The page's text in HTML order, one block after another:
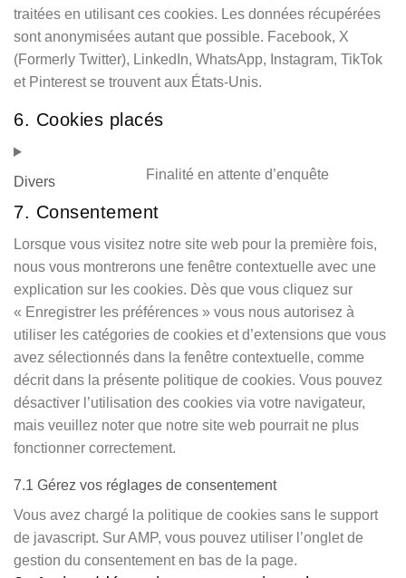
traitées en utilisant ces cookies. Les données récupérées
sont anonymisées autant que possible. Facebook, X
(Formerly Twitter), LinkedIn, WhatsApp, Instagram, TikTok
et Pinterest se trouvent aux États-Unis.
6. Cookies placés
Divers Finalité en attente d’enquête
divers
7. Consentement
Lorsque vous visitez notre site web pour la première fois,
nous vous montrerons une fenêtre contextuelle avec une
explication sur les cookies. Dès que vous cliquez sur
« Enregistrer les préférences » vous nous autorisez à
utiliser les catégories de cookies et d’extensions que vous
avez sélectionnés dans la fenêtre contextuelle, comme
décrit dans la présente politique de cookies. Vous pouvez
désactiver l’utilisation des cookies via votre navigateur,
mais veuillez noter que notre site web pourrait ne plus
fonctionner correctement.
7.1 Gérez vos réglages de consentement
Vous avez chargé la politique de cookies sans le support
de javascript. Sur AMP, vous pouvez utiliser l’onglet de
gestion du consentement en bas de la page.